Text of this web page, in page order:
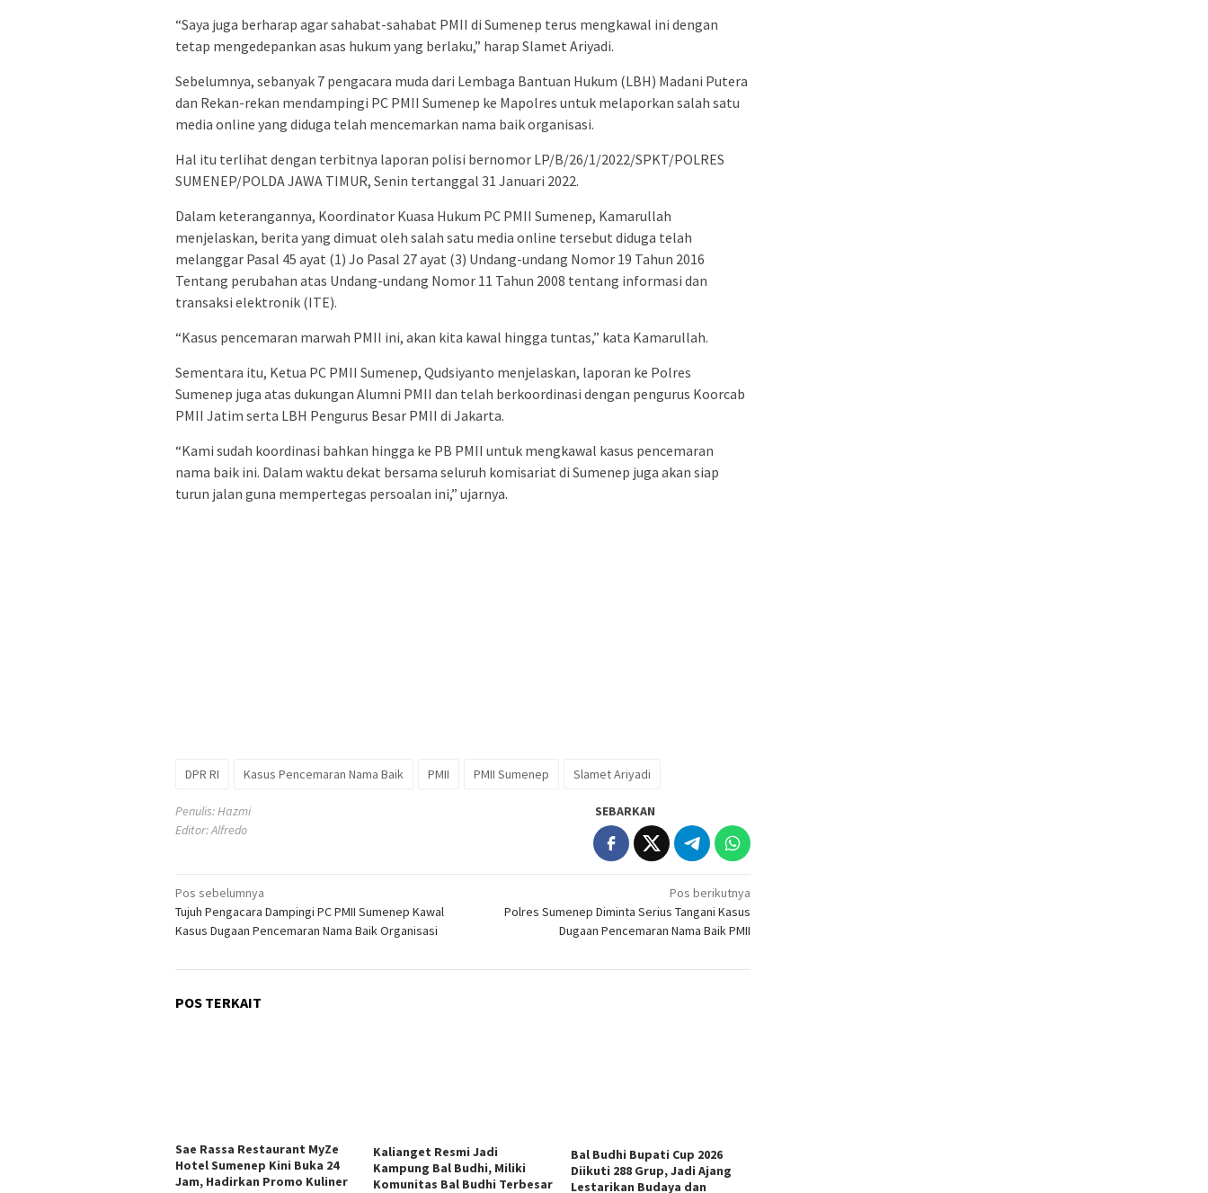
“Saya juga berharap agar sahabat-sahabat PMII di Sumenep terus mengkawal ini dengan
tetap mengedepankan asas hukum yang berlaku,” harap Slamet Ariyadi.
Sebelumnya, sebanyak 7 pengacara muda dari Lembaga Bantuan Hukum (LBH) Madani Putera
dan Rekan-rekan mendampingi PC PMII Sumenep ke Mapolres untuk melaporkan salah satu
media online yang diduga telah mencemarkan nama baik organisasi.
Hal itu terlihat dengan terbitnya laporan polisi bernomor LP/B/26/1/2022/SPKT/POLRES
SUMENEP/POLDA JAWA TIMUR, Senin tertanggal 31 Januari 2022.
Dalam keterangannya, Koordinator Kuasa Hukum PC PMII Sumenep, Kamarullah
menjelaskan, berita yang dimuat oleh salah satu media online tersebut diduga telah
melanggar Pasal 45 ayat (1) Jo Pasal 27 ayat (3) Undang-undang Nomor 19 Tahun 2016
Tentang perubahan atas Undang-undang Nomor 11 Tahun 2008 tentang informasi dan
transaksi elektronik (ITE).
“Kasus pencemaran marwah PMII ini, akan kita kawal hingga tuntas,” kata Kamarullah.
Sementara itu, Ketua PC PMII Sumenep, Qudsiyanto menjelaskan, laporan ke Polres
Sumenep juga atas dukungan Alumni PMII dan telah berkoordinasi dengan pengurus Koorcab
PMII Jatim serta LBH Pengurus Besar PMII di Jakarta.
“Kami sudah koordinasi bahkan hingga ke PB PMII untuk mengkawal kasus pencemaran
nama baik ini. Dalam waktu dekat bersama seluruh komisariat di Sumenep juga akan siap
turun jalan guna mempertegas persoalan ini,” ujarnya.
DPR RI Kasus Pencemaran Nama Baik PMII PMII Sumenep Slamet Ariyadi
Penulis: Hazmi
Editor: Alfredo
SEBARKAN
Navigasi
pos
Pos sebelumnya
Tujuh Pengacara Dampingi PC PMII Sumenep Kawal
Kasus Dugaan Pencemaran Nama Baik Organisasi
Pos berikutnya
Polres Sumenep Diminta Serius Tangani Kasus
Dugaan Pencemaran Nama Baik PMII
POS TERKAIT
Sae Rassa Restaurant MyZe
Hotel Sumenep Kini Buka 24
Jam, Hadirkan Promo Kuliner
Kalianget Resmi Jadi
Kampung Bal Budhi, Miliki
Komunitas Bal Budhi Terbesar
Bal Budhi Bupati Cup 2026
Diikuti 288 Grup, Jadi Ajang
Lestarikan Budaya dan